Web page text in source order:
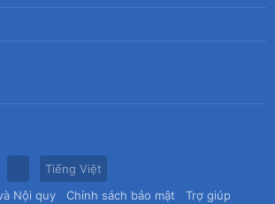
Tiếng Việt
Nội quy Chính sách bảo mật
Trợ giúp